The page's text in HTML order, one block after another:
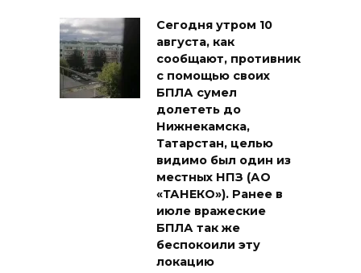
Сегодня утром 10
августа, как
сообщают, противник
с помощью своих
БПЛА сумел
долететь до
Нижнекамска,
Татарстан, целью
видимо был один из
местных НПЗ (АО
«ТАНЕКО»). Ранее в
июле вражеские
БПЛА так же
беспокоили эту
локацию